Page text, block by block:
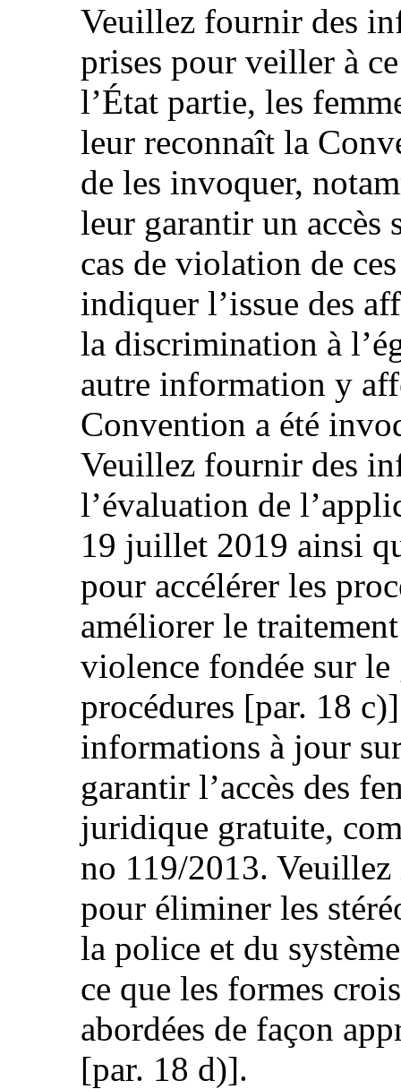
Veuillez fournir des
prises pour veiller à
l’État partie, les
leur reconnaît la
de les invoquer,
leur garantir un accès
cas de violation de
indiquer l’issue des
la discrimination à
autre information y
Convention a été
Veuillez fournir des
l’évaluation de
19 juillet 2019 ainsi
pour accélérer les
améliorer le
violence fondée sur le
procédures [par. 18
informations à jour
garantir l’accès des
juridique gratuite,
no 119/2013. Veuillez
pour éliminer les
la police et du
ce que les formes
abordées de façon
[par. 18 d)].